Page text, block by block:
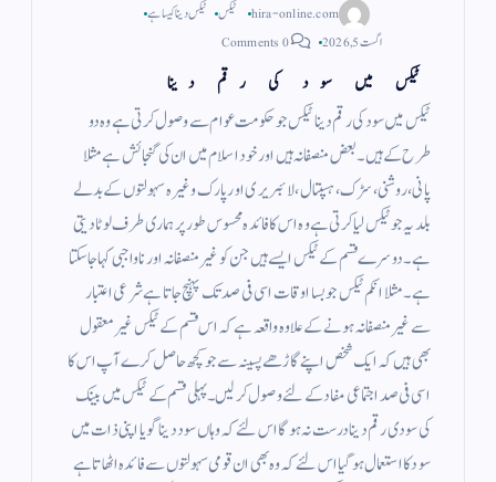
hira-online.com ٹیکس ٹیکس دینا کیسا ہے
اگست 5, 2026
0 Comments
ٹیکس میں سود کی رقم دینا
ٹیکس میں سود کی رقم دینا ٹیکس جو حکومت عوام سے وصول کرتی ہے وہ دو
طرح کے ہیں ۔ بعض منصفانہ ہیں اور خود اسلام میں ان کی گنجائش ہے مثلا
پانی ، روشنی ، سڑک ، ہسپتال ، لائبریری اور پارک وغیرہ سہولتوں کے بدلے
بلدیہ جو ٹیکس لیا کرتی ہے وہ اس کا فائدہ محسوس طور پر ہماری طرف لوٹا دیتی
ہے ۔ دوسرے قسم کے ٹیکس ایسے ہیں جن کو غیر منصفانہ اور ناواجبی کہا جاسکتا
ہے ۔ مثلا انکم ٹیکس جو بسا اوقات اسی فی صد تک پہنچ جاتا ہے شرعی اعتبار
سے غیر منصفانہ ہونے کے علاوہ واقعہ ہے کہ اس قسم کے ٹیکس غیر معقول
بھی ہیں کہ ایک شخص اپنے گاڑھے پسینہ سے جو کچھ حاصل کرے آپ اس کا
اسی فی صد اجتماعی مفاد کے لئے وصول کر لیں۔ پہلی قسم کے ٹیکس میں بینک
کی سودی رقم دینا درست نہ ہو گا اس لئے کہ وہاں سود دینا گویا اپنی ذات میں
سود کا استعمال ہوگیا اس لئے کہ وہ بھی ان قومی سہولتوں سے فائدہ اٹھاتا ہے